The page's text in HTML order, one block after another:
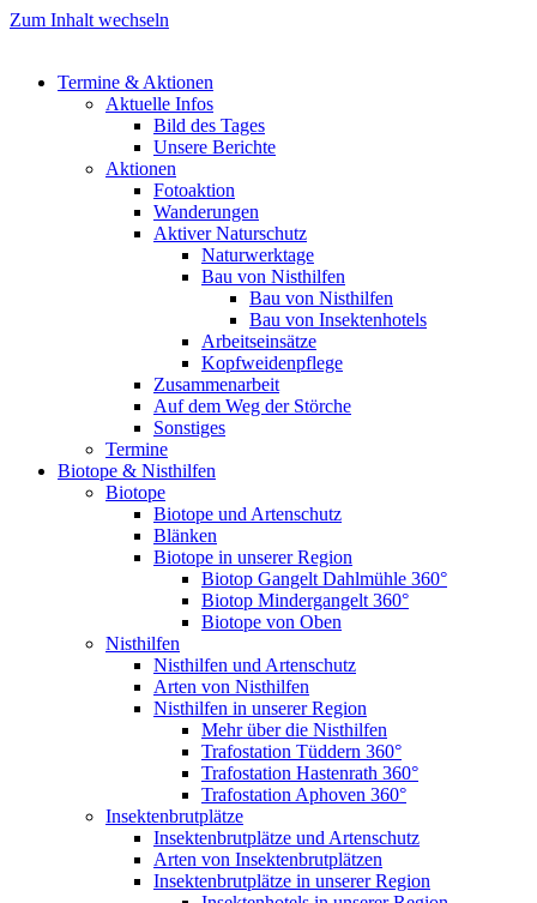
Zum Inhalt wechseln
Termine & Aktionen
Aktuelle Infos
Bild des Tages
Unsere Berichte
Aktionen
Fotoaktion
Wanderungen
Aktiver Naturschutz
Naturwerktage
Bau von Nisthilfen
Bau von Nisthilfen
Bau von Insektenhotels
Arbeitseinsätze
Kopfweidenpflege
Zusammenarbeit
Auf dem Weg der Störche
Sonstiges
Termine
Biotope & Nisthilfen
Biotope
Biotope und Artenschutz
Blänken
Biotope in unserer Region
Biotop Gangelt Dahlmühle 360°
Biotop Mindergangelt 360°
Biotope von Oben
Nisthilfen
Nisthilfen und Artenschutz
Arten von Nisthilfen
Nisthilfen in unserer Region
Mehr über die Nisthilfen
Trafostation Tüddern 360°
Trafostation Hastenrath 360°
Trafostation Aphoven 360°
Insektenbrutplätze
Insektenbrutplätze und Artenschutz
Arten von Insektenbrutplätzen
Insektenbrutplätze in unserer Region